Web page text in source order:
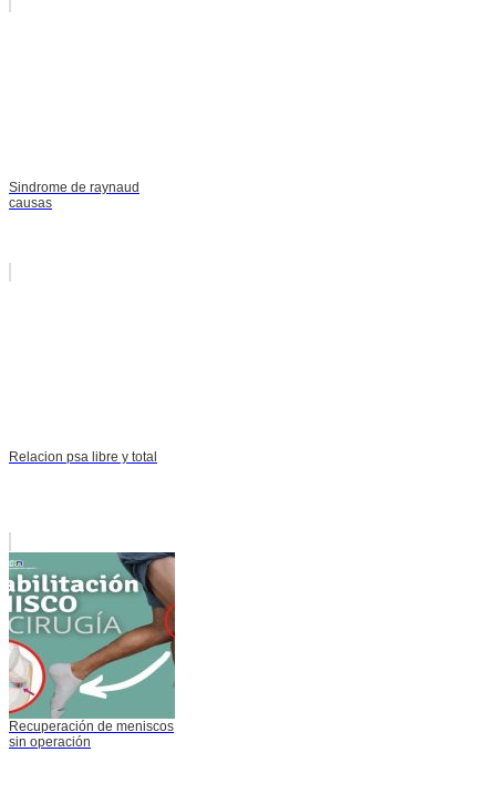
Sindrome de raynaud
causas
Relacion psa libre y total
Recuperación de meniscos
sin operación